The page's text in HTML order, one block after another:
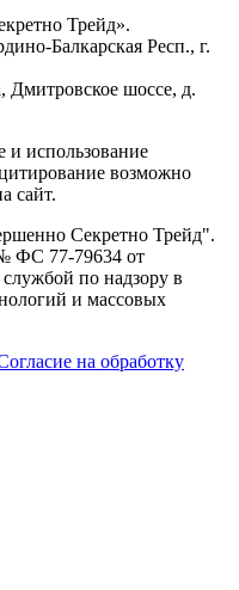
Трейд».
Балкарская Респ., г.
Дмитровское шоссе, д.
использование
возможно
сайт.
Секретно Трейд".
ФС 77-79634 от
по надзору в
и массовых
на обработку